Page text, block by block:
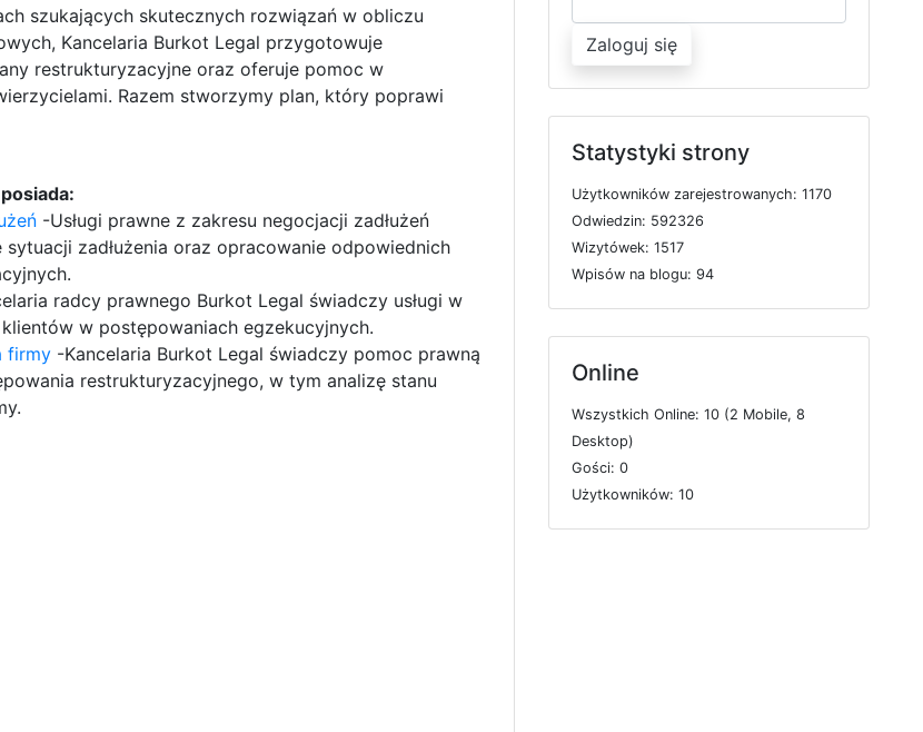
szukających skutecznych rozwiązań w obliczu
Kancelaria Burkot Legal przygotowuje
restrukturyzacyjne oraz oferuje pomoc w
Razem stworzymy plan, który poprawi
-Usługi prawne z zakresu negocjacji zadłużeń
sytuacji zadłużenia oraz opracowanie odpowiednich
radcy prawnego Burkot Legal świadczy usługi w
w postępowaniach egzekucyjnych.
firmy-Kancelaria Burkot Legal świadczy pomoc prawną
restrukturyzacyjnego, w tym analizę stanu
Zaloguj się
Statystyki strony
Użytkowników zarejestrowanych: 1170
Odwiedzin: 592326
Wizytówek: 1517
Wpisów na blogu: 94
Online
Wszystkich Online: 10 (2 Mobile, 8
Desktop)
Gości: 0
Użytkowników: 10